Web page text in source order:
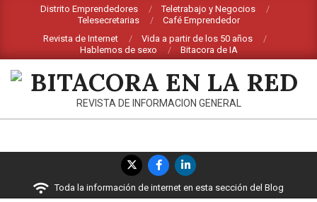
contenido
Distrito Emprendedores
Teletrabajo y Negocios
Telesecretarias
Café Emprendedor
Revista de Internet
Vida a partir de los 50 años
Hablemos de sexo
Bitacora de IA
BITACORA
LA
RED
REVISTA DE INFORMACION GENERAL
navegación
Toda la información de internet en esta sección del Blog